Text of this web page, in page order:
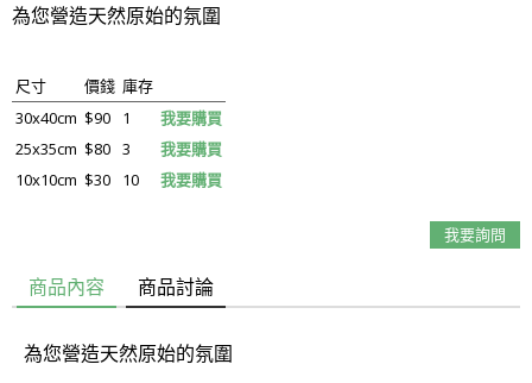
為您營造天然原始的氛圍
尺寸 價錢 庫存
30x40cm $90 1
我要購買
25x35cm $80 3
我要購買
10x10cm $30 10 我要購買
我要詢問
商品內容 商品討論
為您營造天然原始的氛圍